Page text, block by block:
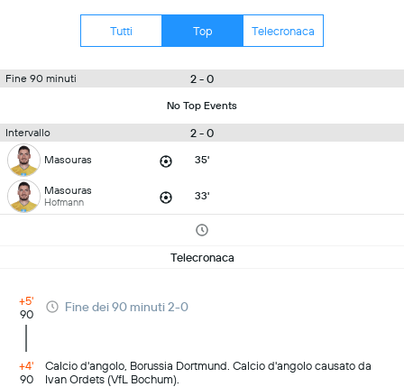
Tutti Top Telecronaca
Fine 90 minuti 2 - 0
No Top Events
Intervallo 2 - 0
Masouras 35'
Masouras
Hofmann 33'
Telecronaca
+5'
90
Fine dei 90 minuti 2-0
+4'
90
Calcio d'angolo, Borussia Dortmund. Calcio d'angolo causato da
Ivan Ordets (VfL Bochum).